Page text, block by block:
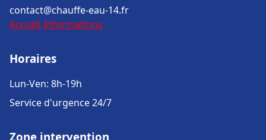
contact@chauffe-eau-14.fr
Accueil Informations
Horaires
Lun-Ven: 8h-19h
Service d'urgence 24/7
Zone intervention